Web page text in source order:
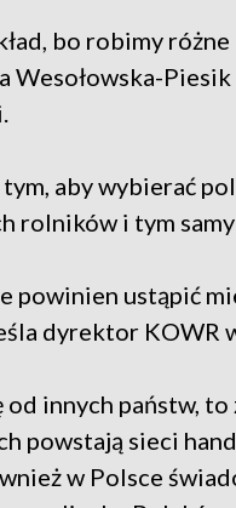
bo robimy różne
Wesołowska-Piesik
tym, aby wybierać
rolników i tym
powinien ustąpić
dyrektor KOWR
od innych państw,
powstają sieci
w Polsce